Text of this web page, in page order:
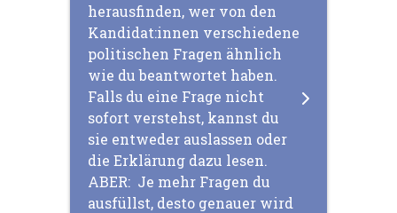
herausfinden, wer von den
Kandidat:innen verschiedene
politischen Fragen ähnlich
wie du beantwortet haben.
Falls du eine Frage nicht
sofort verstehst, kannst du
sie entweder auslassen oder
die Erklärung dazu lesen.
ABER: Je mehr Fragen du
ausfüllst, desto genauer wird